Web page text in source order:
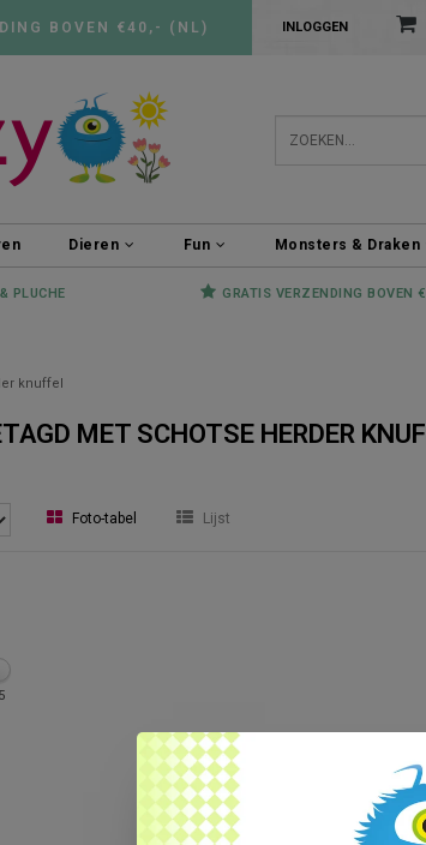
BOVEN €40,- (NL) INLOGGEN
Dieren Fun Monsters & Draken
PLUCHE GRATIS VERZENDING BOVEN
knuffel
MET SCHOTSE HERDER
Foto-tabel Lijst
5